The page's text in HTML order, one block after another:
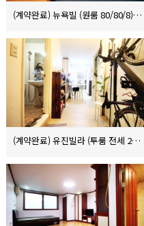
(계약완료) 뉴욕빌 (원룸 80/80/8)
(계약완료) 유진빌라 (투룸 전세 2.1억)